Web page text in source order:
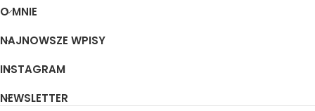
O MNIE
NAJNOWSZE WPISY
INSTAGRAM
NEWSLETTER